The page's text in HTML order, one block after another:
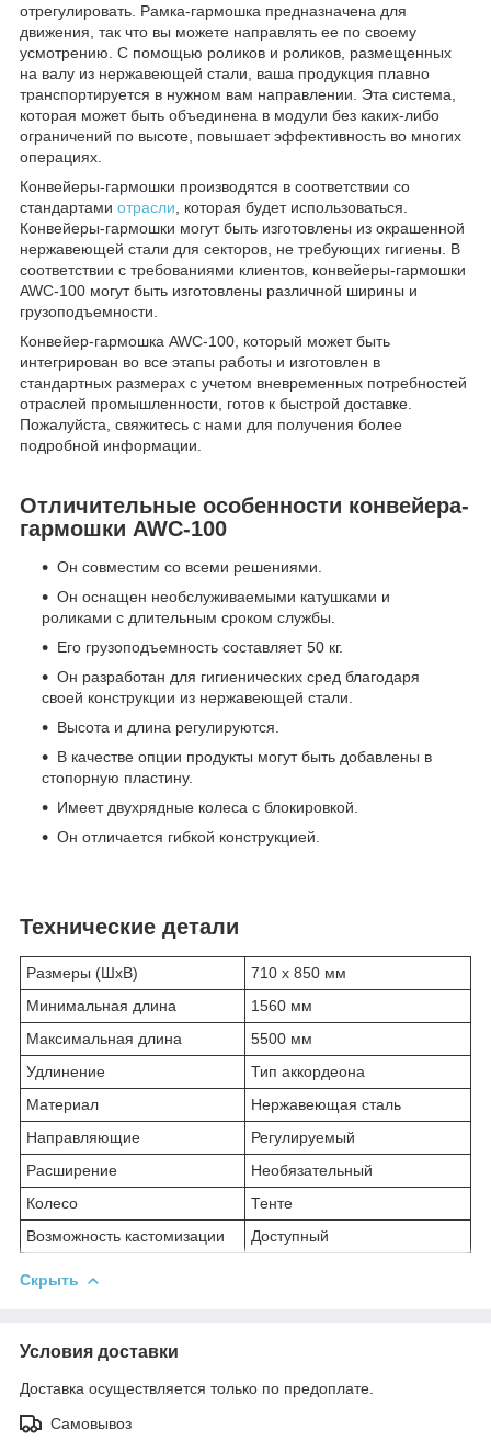
отрегулировать. Рамка-гармошка предназначена для
движения, так что вы можете направлять ее по своему
усмотрению. С помощью роликов и роликов, размещенных
на валу из нержавеющей стали, ваша продукция плавно
транспортируется в нужном вам направлении. Эта система,
которая может быть объединена в модули без каких-либо
ограничений по высоте, повышает эффективность во многих
операциях.
Конвейеры-гармошки производятся в соответствии со
стандартами отрасли , которая будет использоваться.
Конвейеры-гармошки могут быть изготовлены из окрашенной
нержавеющей стали для секторов, не требующих гигиены. В
соответствии с требованиями клиентов, конвейеры-гармошки
AWC-100 могут быть изготовлены различной ширины и
грузоподъемности.
Конвейер-гармошка AWC-100, который может быть
интегрирован во все этапы работы и изготовлен в
стандартных размерах с учетом вневременных потребностей
отраслей промышленности, готов к быстрой доставке.
Пожалуйста, свяжитесь с нами для получения более
подробной информации.
Отличительные особенности конвейера-
гармошки AWC-100
Он совместим со всеми решениями.
Он оснащен необслуживаемыми катушками и
роликами с длительным сроком службы.
Его грузоподъемность составляет 50 кг.
Он разработан для гигиенических сред благодаря
своей конструкции из нержавеющей стали.
Высота и длина регулируются.
В качестве опции продукты могут быть добавлены в
стопорную пластину.
Имеет двухрядные колеса с блокировкой.
Он отличается гибкой конструкцией.
Технические детали
Размеры (ШхВ)
710 x 850 мм
Минимальная длина
1560 мм
Максимальная длина
5500 мм
Удлинение
Тип аккордеона
Материал
Нержавеющая сталь
Направляющие
Регулируемый
Расширение
Необязательный
Колесо
Тенте
Возможность кастомизации
Доступный
Скрыть
Условия доставки
Доставка осуществляется только по предоплате.
Самовывоз